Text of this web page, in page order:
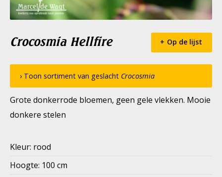
Crocosmia Hellfire Op de lijst
› Toon sortiment van geslacht Crocosmia
Grote donkerrode bloemen, geen gele vlekken. Mooie
donkere stelen
Kleur: rood
Hoogte: 100 cm